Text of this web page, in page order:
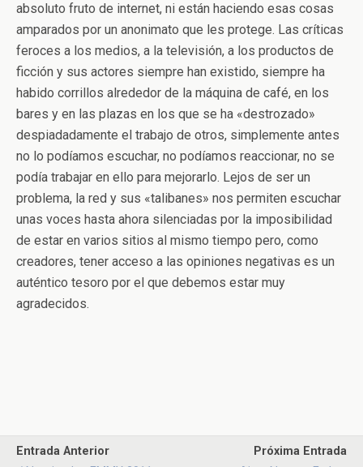
absoluto fruto de internet, ni están haciendo esas cosas
amparados por un anonimato que les protege. Las críticas
feroces a los medios, a la televisión, a los productos de
ficción y sus actores siempre han existido, siempre ha
habido corrillos alrededor de la máquina de café, en los
bares y en las plazas en los que se ha «destrozado»
despiadadamente el trabajo de otros, simplemente antes
no lo podíamos escuchar, no podíamos reaccionar, no se
podía trabajar en ello para mejorarlo. Lejos de ser un
problema, la red y sus «talibanes» nos permiten escuchar
unas voces hasta ahora silenciadas por la imposibilidad
de estar en varios sitios al mismo tiempo pero, como
creadores, tener acceso a las opiniones negativas es un
auténtico tesoro por el que debemos estar muy
agradecidos.
Entrada Anterior
Próxima Entrada